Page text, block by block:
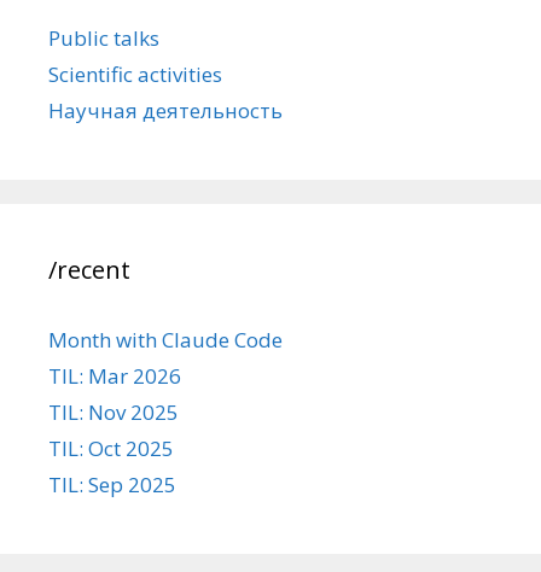
Public talks
Scientific activities
Научная деятельность
/recent
Month with Claude Code
TIL: Mar 2026
TIL: Nov 2025
TIL: Oct 2025
TIL: Sep 2025